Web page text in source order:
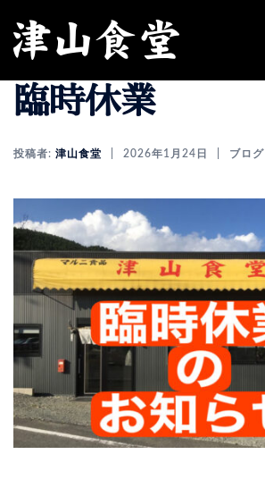
ン
へ
キ
ッ
プ
臨時休業
投稿者: 津山食堂 2026年1月24日 ブログ